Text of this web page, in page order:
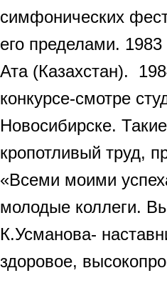
симфонических
его пределами.
Ата (Казахстан).
конкурсе-смотре
Новосибирске.
кропотливый труд,
«Всеми моими
молодые коллеги.
К.Усманова-
здоровое,